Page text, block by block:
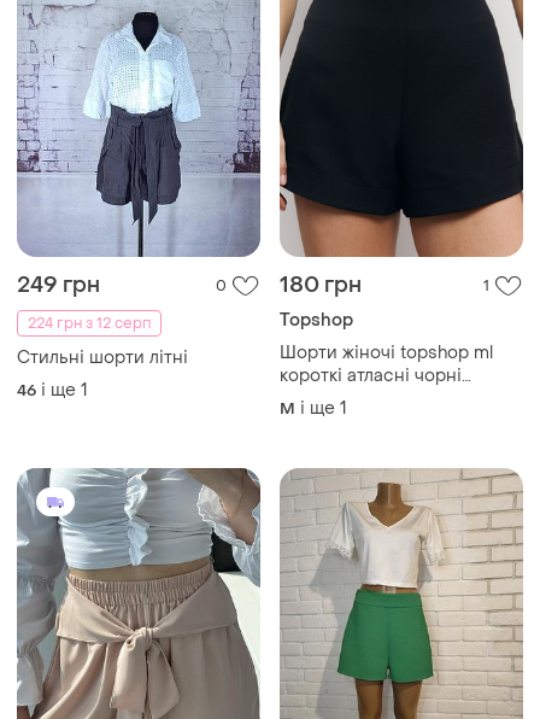
249 грн
0
224 грн з 12 серп
Стильні шорти літні
46 і ще 1
180 грн 1
Topshop
Шорти жіночі topshop ml
короткі атласні чорні
висока посадка 100%
віскоза
M і ще 1